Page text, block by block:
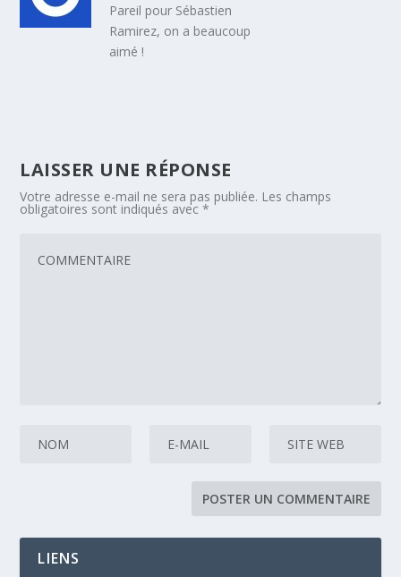
Pareil pour Sébastien
Ramirez, on a beaucoup
aimé !
LAISSER UNE RÉPONSE
Votre adresse e-mail ne sera pas publiée. Les champs
obligatoires sont indiqués avec*
LIENS